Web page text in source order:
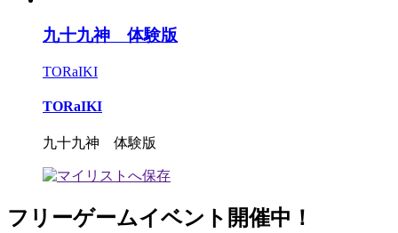
九十九神 体験版
TORaIKI
TORaIKI
九十九神 体験版
フリーゲームイベント開催中！